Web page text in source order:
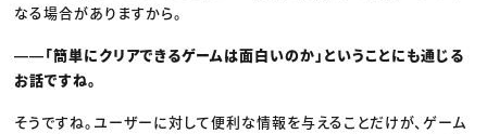
なる場合がありますから。
――「簡単にクリアできるゲームは面白いのか」ということにも通じる
お話ですね。
そうですね。ユーザーに対して便利な情報を与えることだけが、ゲーム